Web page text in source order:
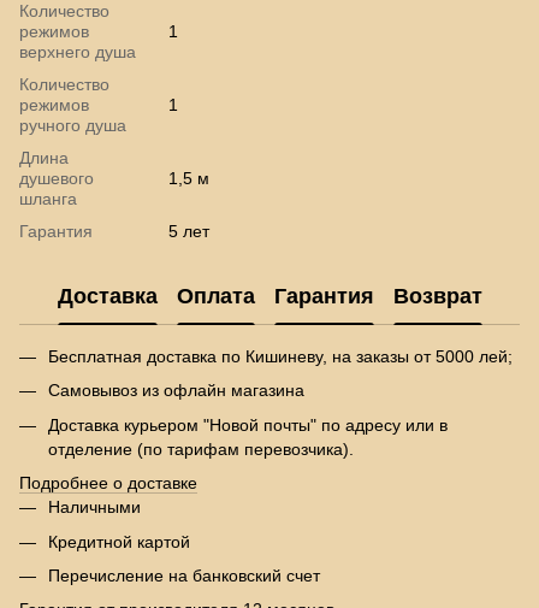
Количество
режимов
верхнего душа
1
Количество
режимов
ручного душа
1
Длина
душевого
шланга
1,5 м
Гарантия 5 лет
Доставка Оплата Гарантия Возврат
Бесплатная доставка по Кишиневу, на заказы от 5000 лей;
Самовывоз из офлайн магазина
Доставка курьером "Новой почты" по адресу или в
отделение (по тарифам перевозчика).
Подробнее о доставке
Наличными
Кредитной картой
Перечисление на банковский счет